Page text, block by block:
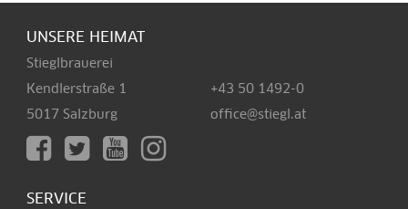
UNSERE HEIMAT
Stieglbrauerei
Kendlerstraße 1
5017 Salzburg
+43 50 1492-0
office@stiegl.at
SERVICE